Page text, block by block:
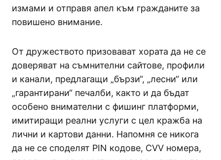
измами и отправя апел към гражданите за
повишено внимание.
От дружеството призовават хората да не се
доверяват на съмнителни сайтове, профили
и канали, предлагащи „бързи“, „лесни“ или
„гарантирани“ печалби, както и да бъдат
особено внимателни с фишинг платформи,
имитиращи реални услуги с цел кражба на
лични и картови данни. Напомня се никога
да не се споделят PIN кодове, CVV номера,